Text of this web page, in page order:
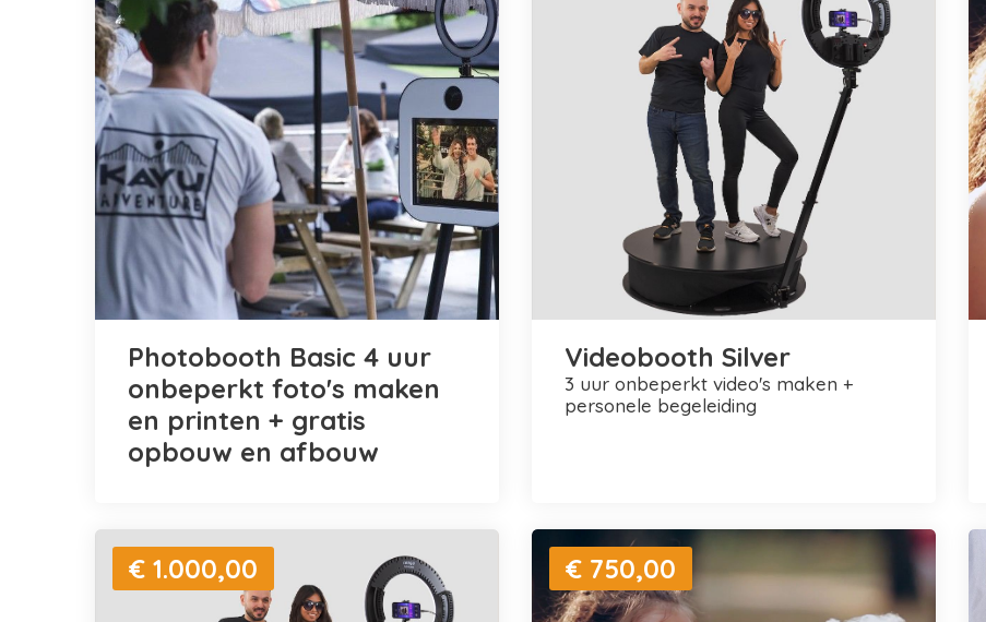
Photobooth Basic 4 uur
onbeperkt foto's maken
en printen + gratis
opbouw en afbouw
Videobooth Silver
3 uur onbeperkt video's maken +
personele begeleiding
€ 1.000,00 € 750,00